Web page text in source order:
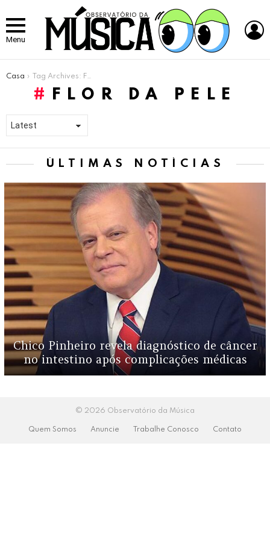
Menu
Você está aqui:
Casa Tag Archives: Flor da Pele
FLOR DA PELE
ÚLTIMAS NOTÍCIAS
Chico Pinheiro revela diagnóstico de câncer
no intestino após complicações médicas
© 2026 Observatório da Música
Quem Somos Anuncie Trabalhe Conosco Contato